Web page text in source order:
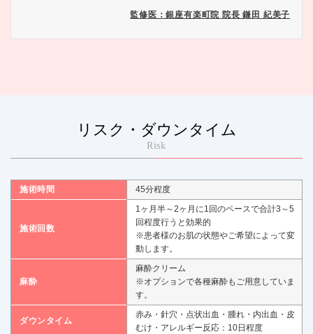
監修医：銀座有楽町院 院長 鎌田 紀美子
リスク・ダウンタイム
Risk
施術時間 45分程度
施術回数
1ヶ月半～2ヶ月に1回のペースで合計3～5
回程度行うと効果的
※患者様のお肌の状態やご希望によって変
動します。
麻酔
麻酔クリーム
※オプションで各種麻酔もご用意していま
す。
ダウンタイム
赤み・針穴・点状出血・腫れ・内出血・皮
むけ・アレルギー反応：10日程度